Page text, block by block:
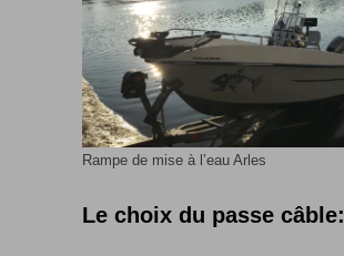
Rampe de mise à l’eau Arles
Le choix du passe câble: